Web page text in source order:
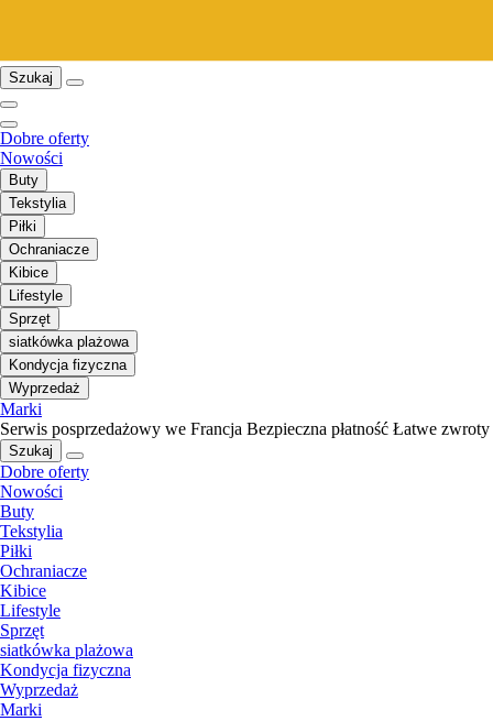
Szukaj
Dobre oferty
Nowości
Buty
Tekstylia
Piłki
Ochraniacze
Kibice
Lifestyle
Sprzęt
siatkówka plażowa
Kondycja fizyczna
Wyprzedaż
Marki
Serwis posprzedażowy we Francja Bezpieczna płatność Łatwe zwroty
Szukaj
Dobre oferty
Nowości
Buty
Tekstylia
Piłki
Ochraniacze
Kibice
Lifestyle
Sprzęt
siatkówka plażowa
Kondycja fizyczna
Wyprzedaż
Marki